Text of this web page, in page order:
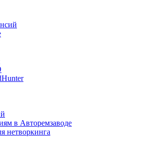
в Авторемзаводе
нетворкинга